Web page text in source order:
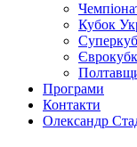
Кубок
Програми
Контакти
Олександр